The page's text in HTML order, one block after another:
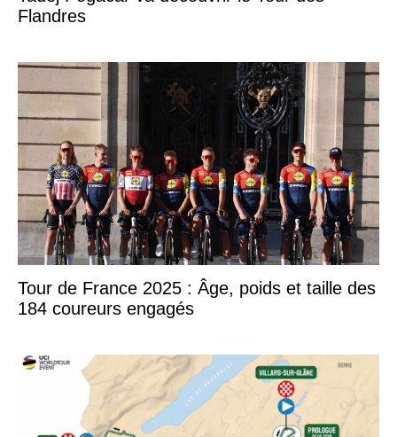
Flandres
Tour de France 2025 : Âge, poids et taille des
184 coureurs engagés